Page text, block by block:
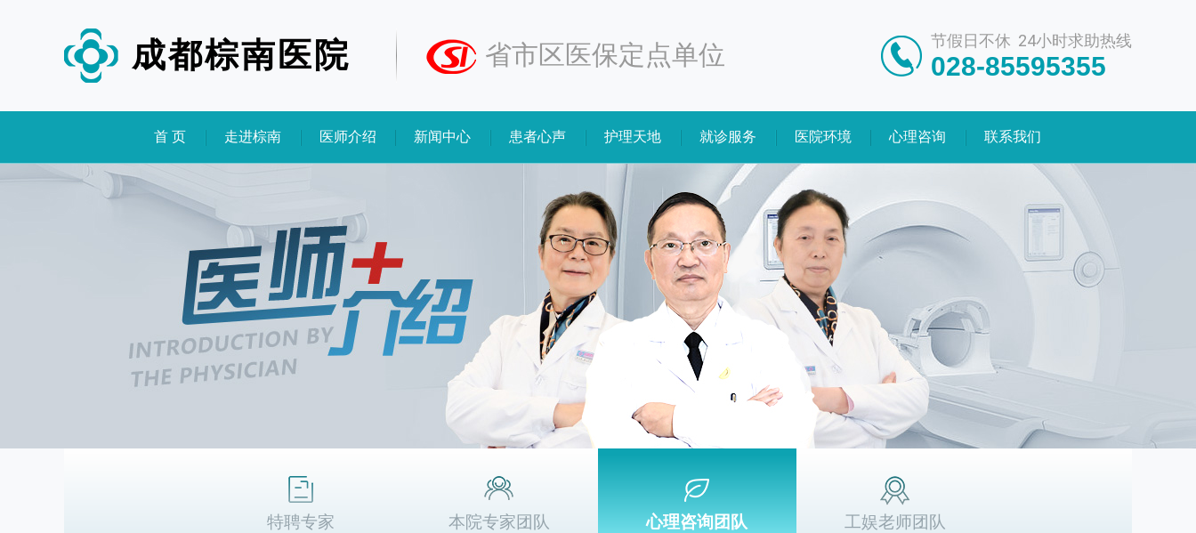
成都棕南医院 省市区医保定点单位 节假日不休 24小时求助热线
028-85595355
首 页 走进棕南 医师介绍 新闻中心 患者心声 护理天地 就诊服务 医院环境 心理咨询 联系我们
特聘专家 本院专家团队 心理咨询团队 工娱老师团队